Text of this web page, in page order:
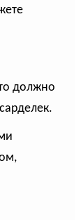
должно